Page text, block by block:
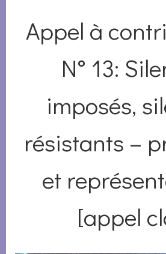
Appel à
N° 13:
imposés,
résistants –
et
[appel